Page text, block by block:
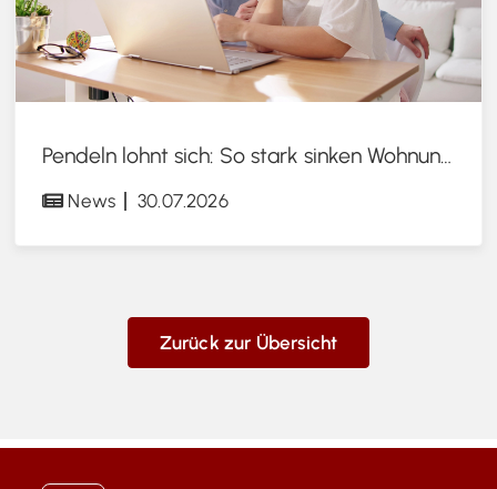
Pendeln lohnt sich: So stark sinken Wohnungspreise im Umland
News 30.07.2026
Zurück zur Übersicht